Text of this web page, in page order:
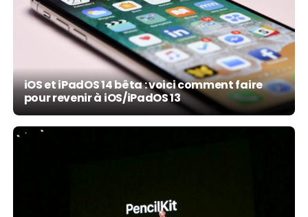
iOS et iPadOS 14 bêta : voici comment faire
pour revenir à iOS/iPadOS 13